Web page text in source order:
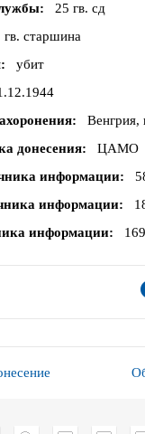
25 гв. сд
гв. старшина
убит
донесения
ЦАМО
информации
информации
информации
169